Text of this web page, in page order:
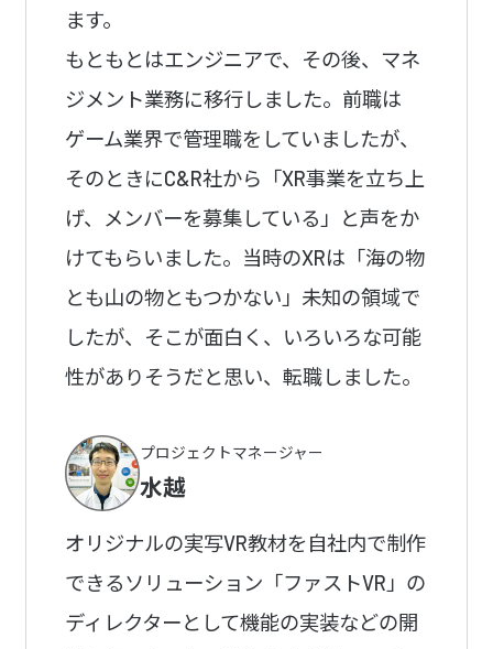
ます。
もともとはエンジニアで、その後、マネ
ジメント業務に移行しました。前職は
ゲーム業界で管理職をしていましたが、
そのときにC&R社から「XR事業を立ち上
げ、メンバーを募集している」と声をか
けてもらいました。当時のXRは「海の物
とも山の物ともつかない」未知の領域で
したが、そこが面白く、いろいろな可能
性がありそうだと思い、転職しました。
プロジェクトマネージャー
水越
オリジナルの実写VR教材を⾃社内で制作
できるソリューション「ファストVR」の
ディレクターとして機能の実装などの開